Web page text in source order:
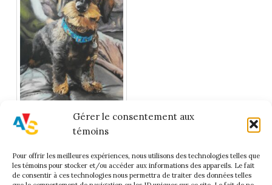
Gérer le consentement aux
témoins
Pour offrir les meilleures expériences, nous utilisons des technologies telles que
les témoins pour stocker et/ou accéder aux informations des appareils. Le fait
de consentir à ces technologies nous permettra de traiter des données telles
Accueil